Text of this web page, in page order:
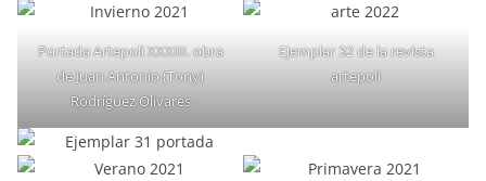
Portada Artepoli XXXIII. obra
de Juan Antonio (Tony)
Rodríguez Olivares
Ejemplar 32 de la revista
artepoli